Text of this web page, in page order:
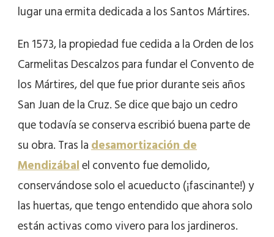
lugar una ermita dedicada a los Santos Mártires.
En 1573, la propiedad fue cedida a la Orden de los
Carmelitas Descalzos para fundar el Convento de
los Mártires, del que fue prior durante seis años
San Juan de la Cruz. Se dice que bajo un cedro
que todavía se conserva escribió buena parte de
su obra. Tras ladesamortización de
Mendizábalel convento fue demolido,
conservándose solo el acueducto (¡fascinante!) y
las huertas, que tengo entendido que ahora solo
están activas como vivero para los jardineros.